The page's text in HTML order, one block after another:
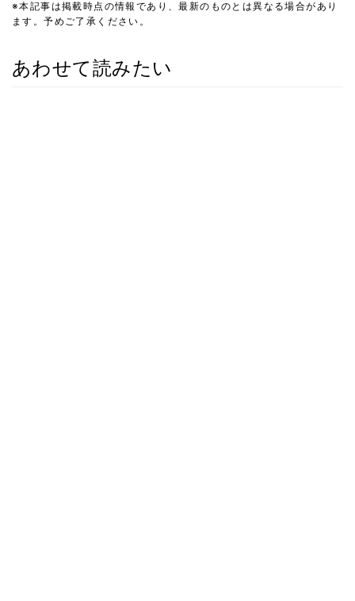
※本記事は掲載時点の情報であり、最新のものとは異なる場合があり
ます。予めご了承ください。
あわせて読みたい